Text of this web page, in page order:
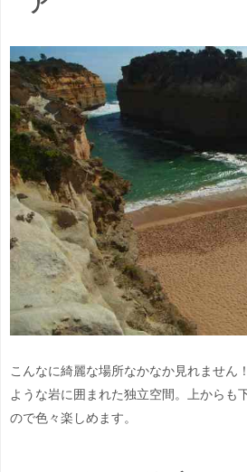
こんなに綺麗な場所なかなか見れません
ような岩に囲まれた独立空間。上からも
ので色々楽しめます。